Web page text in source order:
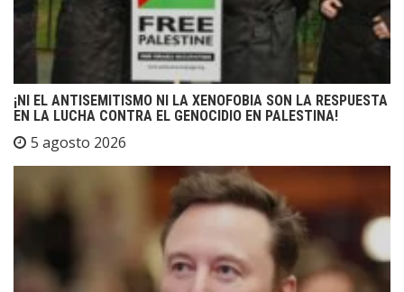
¡NI EL ANTISEMITISMO NI LA XENOFOBIA SON LA RESPUESTA
EN LA LUCHA CONTRA EL GENOCIDIO EN PALESTINA!
5 agosto 2026